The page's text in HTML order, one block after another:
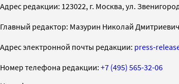
Адрес редакции: 123022, г. Москва, ул.
Главный редактор: Мазурин Николай Дмитриевич
Адрес электронной почты редакции: press-
Номер телефона редакции: +7 (495) 565-32-06